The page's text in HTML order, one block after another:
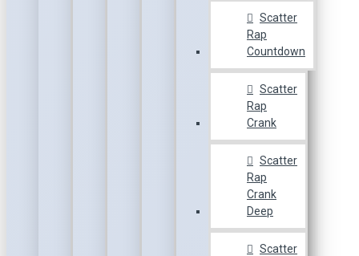
Scatter
Rap
Countdown
Scatter
Rap
Crank
Scatter
Rap
Crank
Deep
Scatter